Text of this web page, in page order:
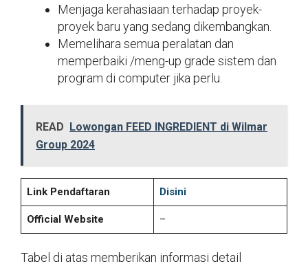
Menjaga kerahasiaan terhadap proyek-
proyek baru yang sedang dikembangkan.
Memelihara semua peralatan dan
memperbaiki /meng-up grade sistem dan
program di computer jika perlu.
READ Lowongan FEED INGREDIENT di Wilmar
Group 2024
Link Pendaftaran Disini
Official Website –
Tabel di atas memberikan informasi detail